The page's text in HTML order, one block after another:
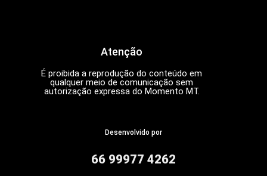
Atenção
É proibida a reprodução do conteúdo em
qualquer meio de comunicação sem
autorização expressa do Momento MT.
Desenvolvido por
66 99977 4262